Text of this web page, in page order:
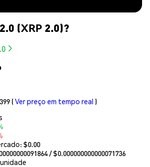
(XRP 2.0)?
(Ver preço em tempo real )
$0.00
/ $0.000000000000071736